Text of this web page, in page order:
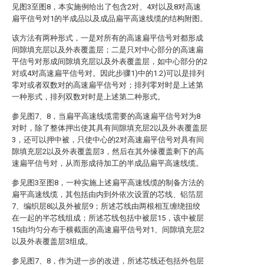
见图3至图8，本实施例给出了包含2对、4对以及8对高速
扁平信号对1的半成品以及成品扁平高速线缆的结构附图。
该方法有两种形式，一是对所有的高速扁平信号对都形成
间隙填充层以及外表覆盖层；二是只对中心部分的高速扁
平信号对形成间隙填充层以及外表覆盖层，如中心部分的2
对或4对高速扁平信号对。因此步骤1)中的1.2)可以是排列
零对或者双数对的高速扁平信号对；排列零对时是上述第
一种形式，排列双数对时是上述第二种形式。
参见图7、8，当扁平高速线缆需要的高速扁平信号对为8
对时，除了整体押出使其具有间隙填充层2以及外表覆盖层
3，还可以押中被，只使中心的2对高速扁平信号对具有间
隙填充层2以及外表覆盖层3，然后在其外缘覆盖剩下的高
速扁平信号对，从而形成待加工的半成品扁平高速线缆。
参见图3至图8，一种实施上述扁平高速线缆的制备方法的
扁平高速线缆，其包括由内到外依次设置的芯线、铝箔层
7、编织层8以及外被层9；所述芯线由两根相互缠绕扭绞
在一起的半芯线组成；所述芯线包括中被层15，该中被层
15由均匀分布于横截面的高速扁平信号对1、间隙填充层2
以及外表覆盖层3组成。
参见图7、8，作为进一步的改进，所述芯线还包括外包层